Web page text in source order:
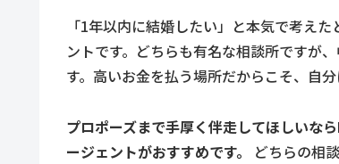
「1年以内に結婚したい」と本気で考え
ントです。どちらも有名な相談所ですが
す。高いお金を払う場所だからこそ、自
プロポーズまで手厚く伴走してほしいな
ージェントがおすすめです。
どちらの相